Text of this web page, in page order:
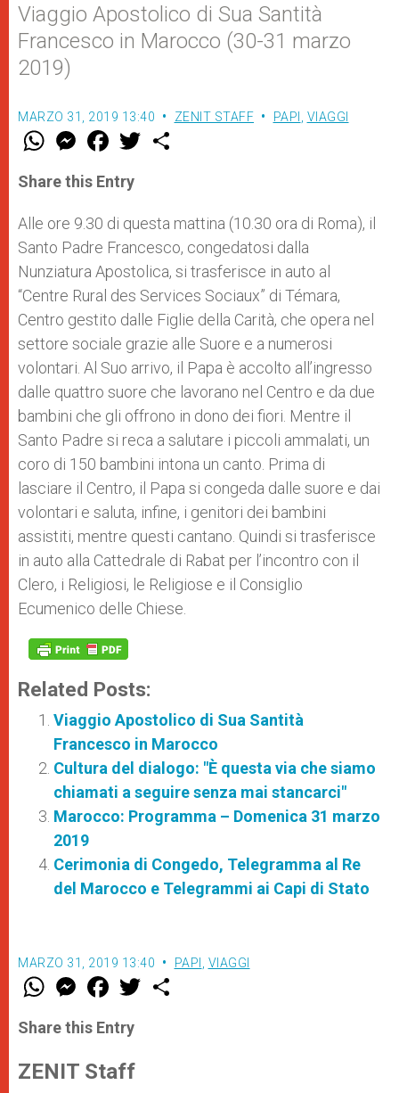
Viaggio Apostolico di Sua Santità
Francesco in Marocco (30-31 marzo
2019)
MARZO 31, 2019 13:40 ZENIT STAFF PAPI VIAGGI
W
t
s
p
p
M
e
s
e
g
e
r
F
a
e
b
o
k
w
r
Share this Entry
Alle ore 9.30 di questa mattina (10.30 ora di Roma), il
Santo Padre Francesco, congedatosi dalla
Nunziatura Apostolica, si trasferisce in auto al
“Centre Rural des Services Sociaux” di Témara,
Centro gestito dalle Figlie della Carità, che opera nel
settore sociale grazie alle Suore e a numerosi
volontari. Al Suo arrivo, il Papa è accolto all’ingresso
dalle quattro suore che lavorano nel Centro e da due
bambini che gli offrono in dono dei fiori. Mentre il
Santo Padre si reca a salutare i piccoli ammalati, un
coro di 150 bambini intona un canto. Prima di
lasciare il Centro, il Papa si congeda dalle suore e dai
volontari e saluta, infine, i genitori dei bambini
assistiti, mentre questi cantano. Quindi si trasferisce
in auto alla Cattedrale di Rabat per l’incontro con il
Clero, i Religiosi, le Religiose e il Consiglio
Ecumenico delle Chiese.
Related Posts:
Viaggio Apostolico di Sua Santità
Francesco in Marocco
Cultura del dialogo: "È questa via che siamo
chiamati a seguire senza mai stancarci"
Marocco: Programma – Domenica 31 marzo
2019
Cerimonia di Congedo, Telegramma al Re
del Marocco e Telegrammi ai Capi di Stato
MARZO 31, 2019 13:40 PAPI VIAGGI
W
t
s
p
p
M
e
s
e
g
e
F
a
e
b
o
k
w
Share this Entry
ZENIT Staff